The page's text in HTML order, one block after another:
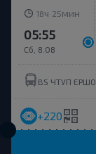
18ч 25 мин
Сб, 8.08
05:55
+220